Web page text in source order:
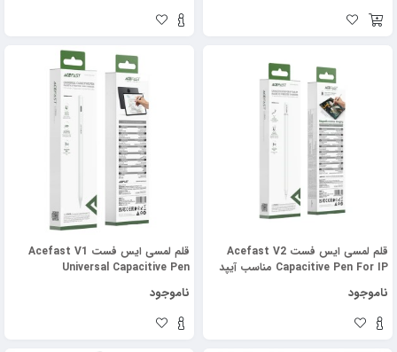
قلم لمسی ایس فست Acefast V2
Capacitive Pen For IP مناسب آیپد
ناموجود
قلم لمسی ایس فست Acefast V1
Universal Capacitive Pen
ناموجود